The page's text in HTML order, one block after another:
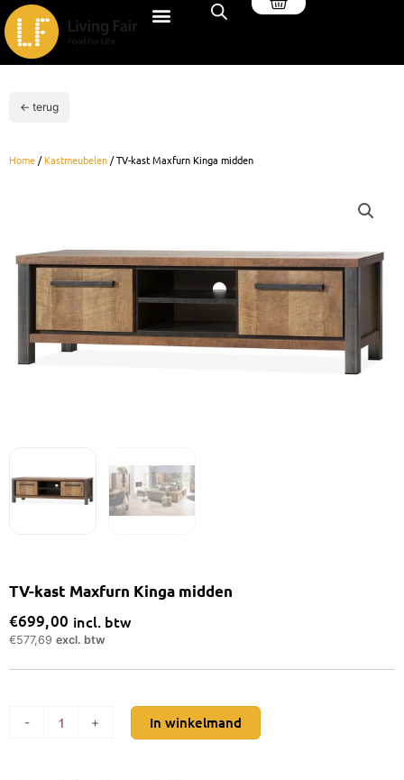
Ga
naar
de
inhoud
← terug
Home /Kastmeubelen / TV-kast Maxfurn Kinga midden
TV-kast Maxfurn Kinga midden
€699,00 incl. btw
€577,69 excl. btw
- + In winkelmand